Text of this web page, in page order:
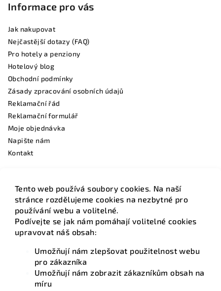
Tento web používá soubory cookies. Na naší
stránce rozdělujeme cookies na nezbytné pro
používání webu a volitelné.
Podívejte se jak nám pomáhají volitelné cookies
upravovat náš obsah:
Umožňují nám zlepšovat použitelnost webu
pro zákazníka
Umožňují nám zobrazit zákazníkům obsah na
míru
Informace pro vás
Jak nakupovat
Nejčastější dotazy (FAQ)
Pro hotely a penziony
Hotelový blog
Obchodní podmínky
Zásady zpracování osobních údajů
Reklamační řád
Reklamační formulář
Moje objednávka
Napište nám
Kontakt
Facebook
Kontakt
hotelovamatrace.cz